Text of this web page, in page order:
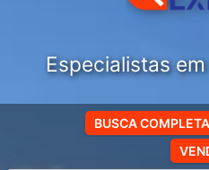
Especialistas
BUSCA COMPLETA